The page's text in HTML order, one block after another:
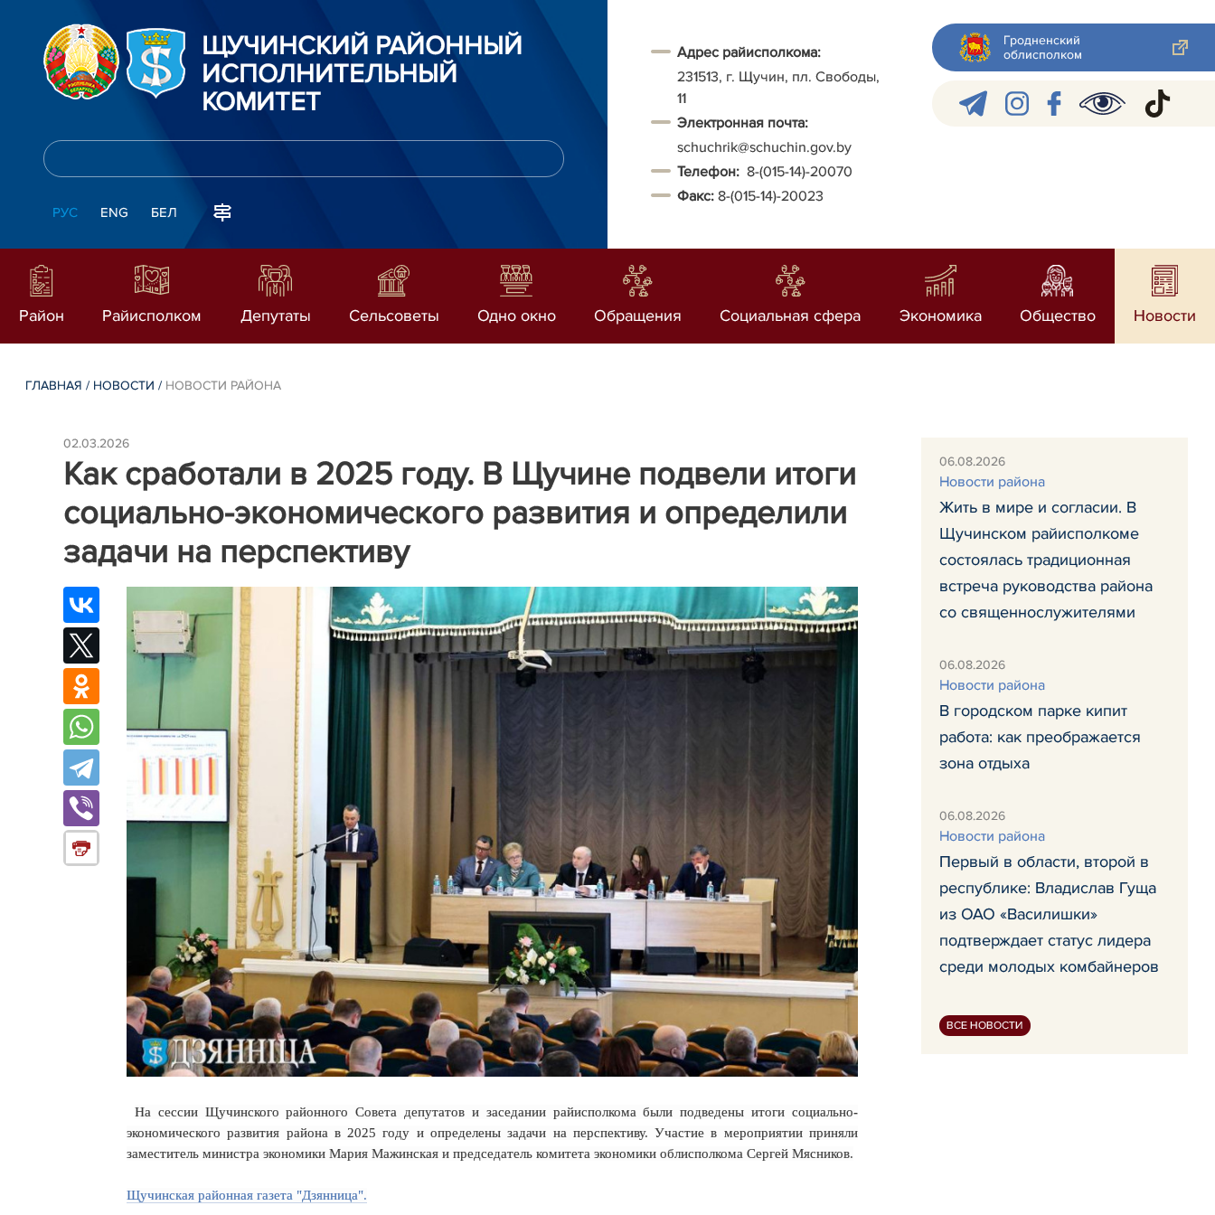
ЩУЧИНСКИЙ РАЙОННЫЙ
ИСПОЛНИТЕЛЬНЫЙ
КОМИТЕТ
РУС ENG БЕЛ
Адрес райисполкома:
231513, г. Щучин, пл. Свободы,
11
Электронная почта:
schuchrik@schuchin.gov.by
Телефон: 8-(015-14)-20070
Факс: 8-(015-14)-20023
Гродненский
облисполком
Район Райисполком Депутаты Сельсоветы Одно окно Обращения Социальная сфера Экономика Общество Новости
ГЛАВНАЯ / НОВОСТИ / НОВОСТИ РАЙОНА
02.03.2026
Как сработали в 2025 году. В Щучине подвели итоги
социально-экономического развития и определили
задачи на перспективу
На сессии Щучинского районного Совета депутатов и заседании райисполкома были подведены итоги социально-
экономического развития района в 2025 году и определены задачи на перспективу. Участие в мероприятии приняли
заместитель министра экономики Мария Мажинская и председатель комитета экономики облисполкома Сергей Мясников.
Щучинская районная газета "Дзянница".
06.08.2026
Новости района
Жить в мире и согласии. В
Щучинском райисполкоме
состоялась традиционная
встреча руководства района
со священнослужителями
06.08.2026
Новости района
В городском парке кипит
работа: как преображается
зона отдыха
06.08.2026
Новости района
Первый в области, второй в
республике: Владислав Гуща
из ОАО «Василишки»
подтверждает статус лидера
среди молодых комбайнеров
ВСЕ НОВОСТИ